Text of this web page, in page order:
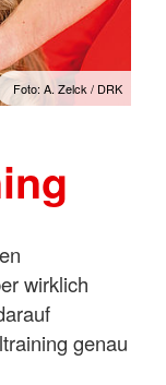
Foto: A. Zelck / DRK
wirklich
genau